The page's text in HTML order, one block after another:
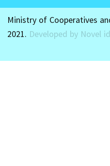
Ministry of Cooperatives
2021. Developed by Novel